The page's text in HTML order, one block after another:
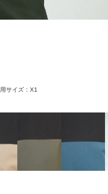
サイズ：X1